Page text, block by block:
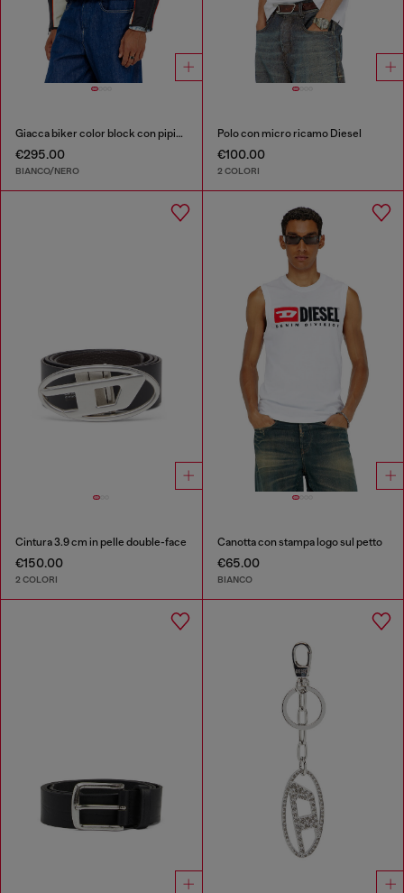
Giacca biker color block con piping
€295.00
BIANCO/NERO
Polo con micro ricamo Diesel
€100.00
2 COLORI
Cintura 3.9 cm in pelle double-face
€150.00
2 COLORI
Canotta con stampa logo sul petto
€65.00
BIANCO